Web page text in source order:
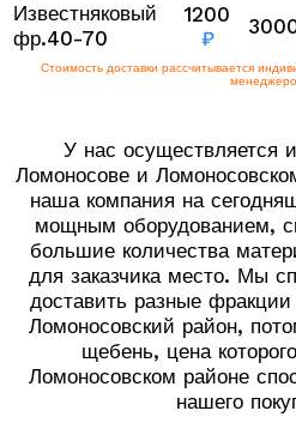
Известняковый
фр.40-70
1200
₽
Стоимость доставки рассчитывается
У нас осуществляется
Ломоносове и
наша компания на
мощным оборудованием,
большие количества
для заказчика место. Мы
доставить разные
Ломоносовский район,
щебень, цена
Ломоносовском районе
нашего